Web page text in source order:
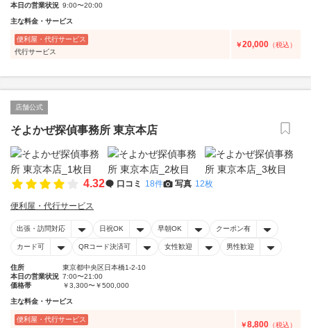
本日の営業状況 9:00〜20:00
主な料金・サービス
便利屋・代行サービス
代行サービス
￥20,000 （税込）
店舗公式
そよかぜ探偵事務所 東京本店
4.32 口コミ 18件 写真 12枚
便利屋・代行サービス
出張・訪問対応 日祝OK 早朝OK クーポン有
カード可 QRコード決済可 女性歓迎 男性歓迎
住所
東京都中央区日本橋1-2-10
本日の営業状況 7:00〜21:00
価格帯
￥3,300〜￥500,000
主な料金・サービス
便利屋・代行サービス
￥8,800 （税込）